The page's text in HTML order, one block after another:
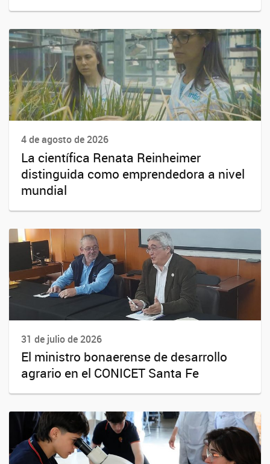
4 de agosto de 2026
La científica Renata Reinheimer
distinguida como emprendedora a nivel
mundial
31 de julio de 2026
El ministro bonaerense de desarrollo
agrario en el CONICET Santa Fe